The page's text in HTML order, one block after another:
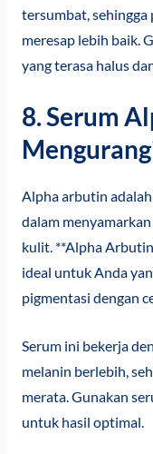
tersumbat,
meresap lebih baik.
yang terasa halus
8. Serum
Alpha arbutin
dalam
kulit. **Alpha
ideal untuk Anda
pigmentasi dengan
Serum ini bekerja
melanin berlebih,
merata. Gunakan
untuk hasil optimal.